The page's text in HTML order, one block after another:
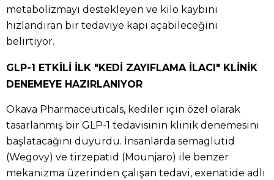
metabolizmayı destekleyen ve kilo kaybını
hızlandıran bir tedaviye kapı açabileceğini
belirtiyor.
GLP-1 ETKİLİ İLK "KEDİ ZAYIFLAMA İLACI" KLİNİK
DENEMEYE HAZIRLANIYOR
Okava Pharmaceuticals, kediler için özel olarak
tasarlanmış bir GLP-1 tedavisinin klinik denemesini
başlatacağını duyurdu. İnsanlarda semaglutid
(Wegovy) ve tirzepatid (Mounjaro) ile benzer
mekanizma üzerinden çalışan tedavi, exenatide adlı